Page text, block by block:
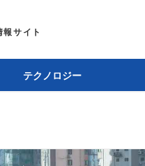
テクノロジー